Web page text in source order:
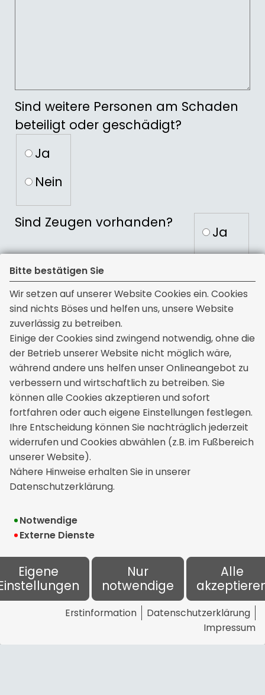
Bitte bestätigen Sie
Wir setzen auf unserer Website Cookies ein. Cookies
sind nichts Böses und helfen uns, unsere Website
zuverlässig zu betreiben.
Einige der Cookies sind zwingend notwendig, ohne die
der Betrieb unserer Website nicht möglich wäre,
während andere uns helfen unser Onlineangebot zu
verbessern und wirtschaftlich zu betreiben. Sie
können alle Cookies akzeptieren und sofort
fortfahren oder auch eigene Einstellungen festlegen.
Ihre Entscheidung können Sie nachträglich jederzeit
widerrufen und Cookies abwählen (z.B. im Fußbereich
unserer Website).
Nähere Hinweise erhalten Sie in unserer
Datenschutzerklärung.
Notwendige
Externe Dienste
Eigene
Nur
notwendige
Alle
Erstinformation
Datenschutzerklärung
Impressum
Sind weitere Personen am Schaden
beteiligt oder geschädigt?
Sind weitere Personen am Schaden
Ja
Nein
Wer war am Schaden beteiligt?
Beschreibung)
Sind Zeugen vorhanden? Sind
Ja
Name und Anschrift der Zeugen
Ist eine polizeiliche Aufnahme
erfolgt?
Ist eine polizeiliche Aufnahme erfolgt?
Ja
Nein
Falls bekannt, bitte Dienststelle,
Namen des Polizeibeamten und ggf.
Aktenzeichen angeben
Sonstiges
Geben Sie bitte bei Kfz-Schäden Ihr
Kennzeichen an, bei anderen
Schäden, falls zur Hand,
Versicherungsgesellschaft und
Versicherungsscheinnummer.